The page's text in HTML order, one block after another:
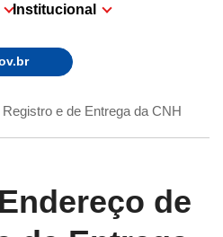
Institucional
e de Entrega da CNH
de